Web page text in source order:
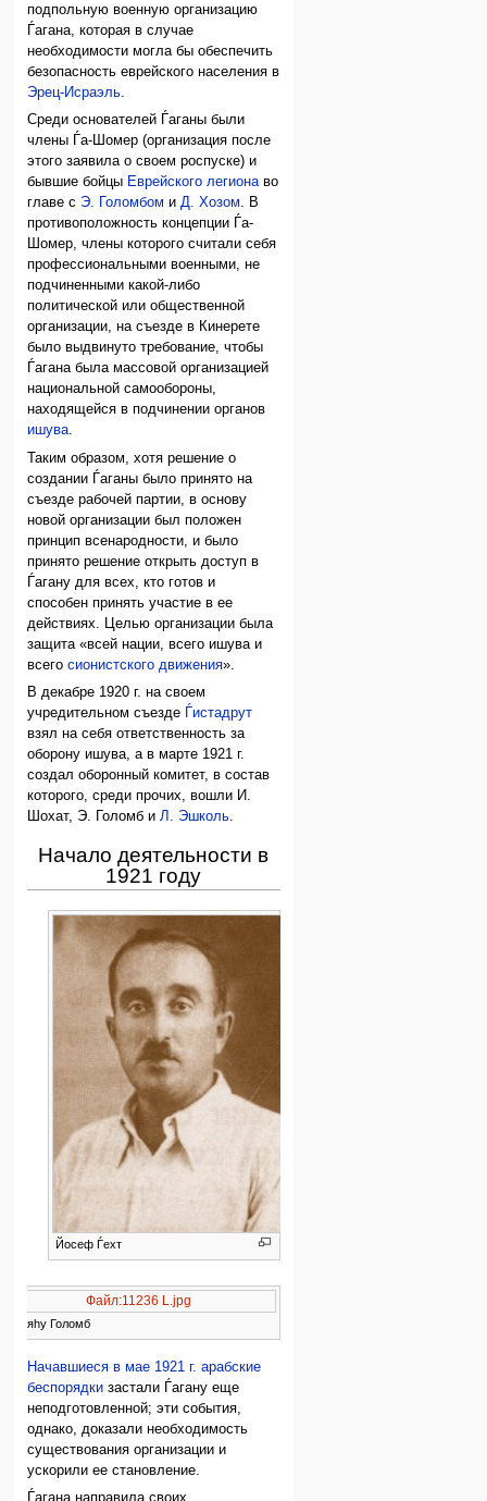
подпольную военную организацию
Ѓагана, которая в случае
необходимости могла бы обеспечить
безопасность еврейского населения в
Эрец-Исраэль.
Среди основателей Ѓаганы были
члены Ѓа-Шомер (организация после
этого заявила о своем роспуске) и
бывшие бойцы Еврейского легионаво
главе с Э. Голомбом иД. Хозом. В
противоположность концепции Ѓа-
Шомер, члены которого считали себя
профессиональными военными, не
подчиненными какой-либо
политической или общественной
организации, на съезде в Кинерете
было выдвинуто требование, чтобы
Ѓагана была массовой организацией
национальной самообороны,
находящейся в подчинении органов
ишува.
Таким образом, хотя решение о
создании Ѓаганы было принято на
съезде рабочей партии, в основу
новой организации был положен
принцип всенародности, и было
принято решение открыть доступ в
Ѓагану для всех, кто готов и
способен принять участие в ее
действиях. Целью организации была
защита «всей нации, всего ишува и
всегосионистского движения».
В декабре 1920 г. на своем
учредительном съезде Ѓистадрут
взял на себя ответственность за
оборону ишува, а в марте 1921 г.
создал оборонный комитет, в состав
которого, среди прочих, вошли И.
Шохат, Э. Голомб иЛ. Эшколь.
Начало деятельности в
1921 году
Йосеф Ѓехт
Файл:11236 L.jpg
Элияhу Голомб
Начавшиеся в мае 1921 г. арабские
беспорядки застали Ѓагану еще
неподготовленной; эти события,
однако, доказали необходимость
существования организации и
ускорили ее становление.